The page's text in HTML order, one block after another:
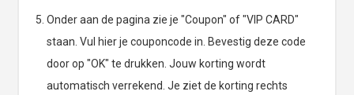
Onder aan de pagina zie je "Coupon" of "VIP CARD"
staan. Vul hier je couponcode in. Bevestig deze code
door op "OK" te drukken. Jouw korting wordt
automatisch verrekend. Je ziet de korting rechts